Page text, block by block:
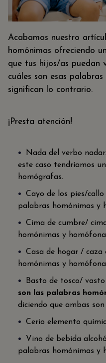
Acabamos nuestro
homónimas ofreciendo
que tus hijos/as puedan
cuáles son esas
significan lo contrario.
¡Presta atención!
Nada del verbo
este caso tendríamos
homógrafas.
Cayo de los pies/
palabras homónimas y
Cima de cumbre/
homónimas y
Casa de hogar / caza
homónimas y
Basto de tosco/ vasto
son las palabras
diciendo que ambas
Cerio elemento
Vino de bebida
palabras homónimas y